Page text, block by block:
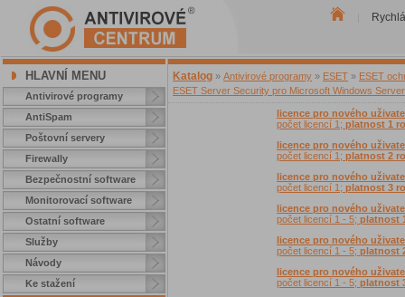
HLAVNÍ MENU
Antivirové programy
AntiSpam
Poštovní servery
Firewally
Bezpečnostní software
Monitorovací software
Ostatní software
Služby
Návody
Ke stažení
Katalog » Antivirové programy » ESET » ESET
ESET Server Security pro Microsoft Windows
licence pro nového
počet licencí 1; platnost 1
licence pro nového
počet licencí 1; platnost 2
licence pro nového
počet licencí 1; platnost 3
licence pro nového
počet licencí 1 - 5; platnost
licence pro nového
počet licencí 1 - 5; platnost
licence pro nového
počet licencí 1 - 5; platnost